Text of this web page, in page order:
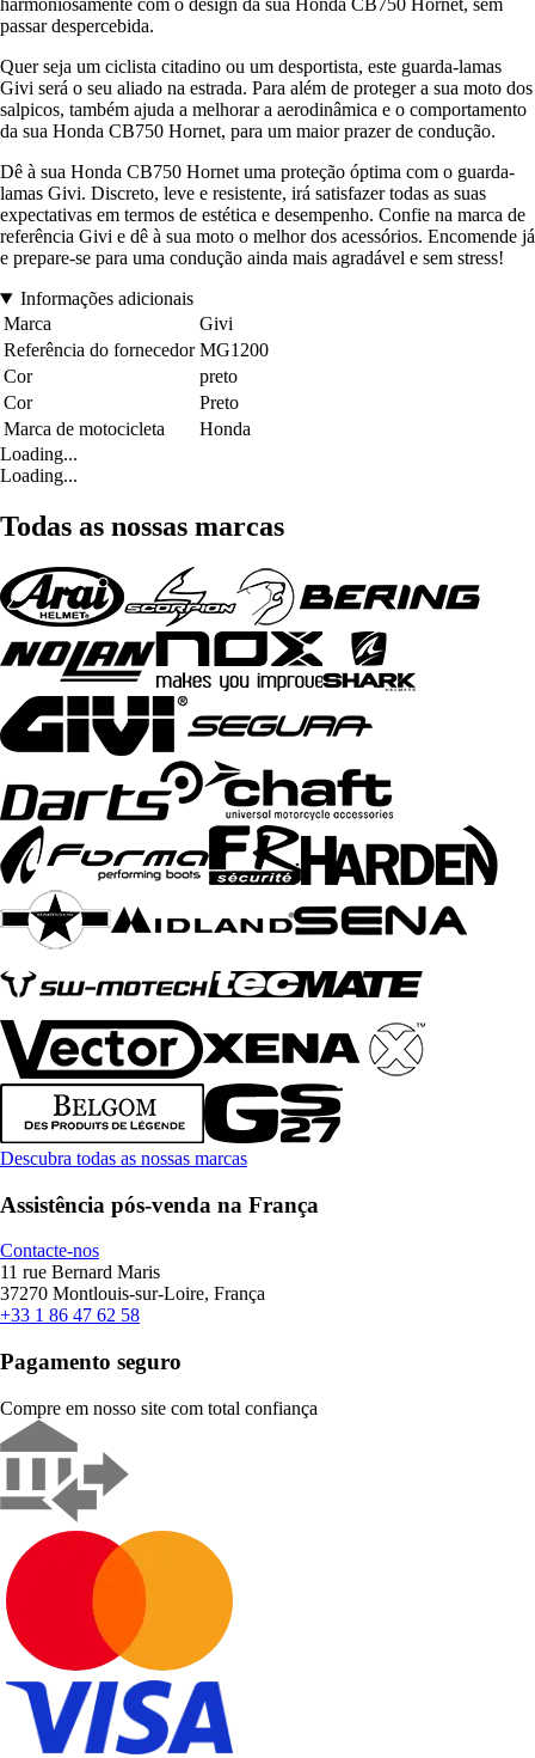
harmoniosamente com o design da sua Honda CB750 Hornet, sem
passar despercebida.
Quer seja um ciclista citadino ou um desportista, este guarda-lamas
Givi será o seu aliado na estrada. Para além de proteger a sua moto dos
salpicos, também ajuda a melhorar a aerodinâmica e o comportamento
da sua Honda CB750 Hornet, para um maior prazer de condução.
Dê à sua Honda CB750 Hornet uma proteção óptima com o guarda-
lamas Givi. Discreto, leve e resistente, irá satisfazer todas as suas
expectativas em termos de estética e desempenho. Confie na marca de
referência Givi e dê à sua moto o melhor dos acessórios. Encomende já
e prepare-se para uma condução ainda mais agradável e sem stress!
Informações adicionais
Marca
Givi
Referência do fornecedor MG1200
Cor
preto
Cor
Preto
Marca de motocicleta
Honda
Loading...
Loading...
Todas as nossas marcas
Descubra todas as nossas marcas
Assistência pós-venda na França
Contacte-nos
11 rue Bernard Maris
37270 Montlouis-sur-Loire, França
+33 1 86 47 62 58
Pagamento seguro
Compre em nosso site com total confiança